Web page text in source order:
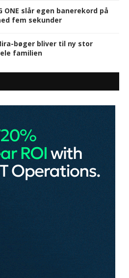
ONE slår egen banerekord på
fem sekunder
bøger bliver til ny stor
familien